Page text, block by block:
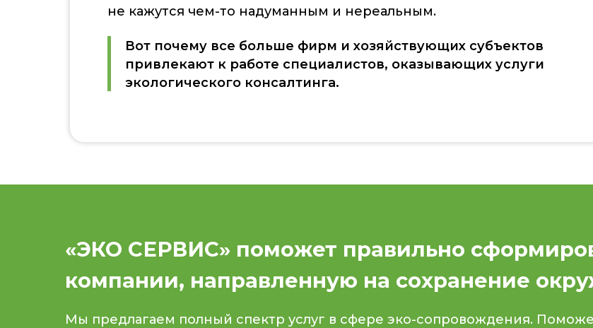
не кажутся чем-то надуманным и нереальным.
Вот почему все больше фирм и хозяйствующих субъектов
привлекают к работе специалистов, оказывающих услуги
экологического консалтинга.
Мы предлагаем полный спектр услуг в сфере эко-сопровождения.
«ЭКО СЕРВИС» поможет правильно
компании, направленную на сохранение